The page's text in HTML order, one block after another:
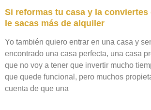
Si reformas tu casa y la conviertes
le sacas más de alquiler
Yo también quiero entrar en una casa y
encontrado una casa perfecta, una casa
que no voy a tener que invertir mucho
que quede funcional, pero muchos
cuenta de que una